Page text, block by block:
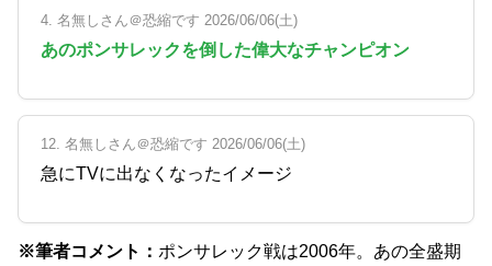
4. 名無しさん＠恐縮です 2026/06/06(土)
あのポンサレックを倒した偉大なチャンピオン
12. 名無しさん＠恐縮です 2026/06/06(土)
急にTVに出なくなったイメージ
※筆者コメント： ポンサレック戦は2006年。あの全盛期